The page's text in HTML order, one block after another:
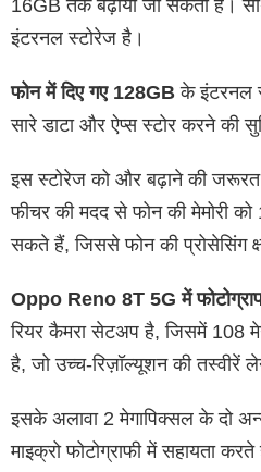
16GB तक बढ़ाया जा सकता है।
इंटरनल स्टोरेज है।
फोन में दिए गए 128GB के इंटरनल
सारे डाटा और ऐप्स स्टोर करने की
इस स्टोरेज को और बढ़ाने की
फीचर की मदद से फोन की मेमोरी
सकते हैं, जिससे फोन की प्रोसेसिंग
Oppo Reno 8T 5G में
रियर कैमरा सेटअप है, जिसमें 108
है, जो उच्च-रिज़ॉल्यूशन की तस्वीरें
इसके अलावा 2 मेगापिक्सल के दो
माइक्रो फोटोग्राफी में सहायता